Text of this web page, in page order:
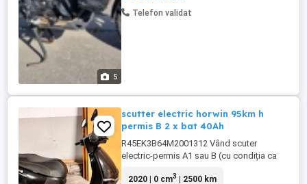
5
Telefon validat
scutter electric horwin 95km h
permis B 2 x bat 40Ah
R45EK3B64M2001312 Vând scuter
electric-permis A1 sau B (cu condiția ca
minimum 24 de ani împliniți, o experiență
2020 | 0 cm3 | 2500 km